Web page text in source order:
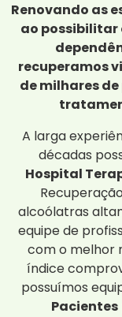
Renovando as
ao possibilitar
recuperamos
de milhares
A larga
décadas
Hospital
alcoólatras
equipe de
com o melhor
índice
possuímos
Pacientes